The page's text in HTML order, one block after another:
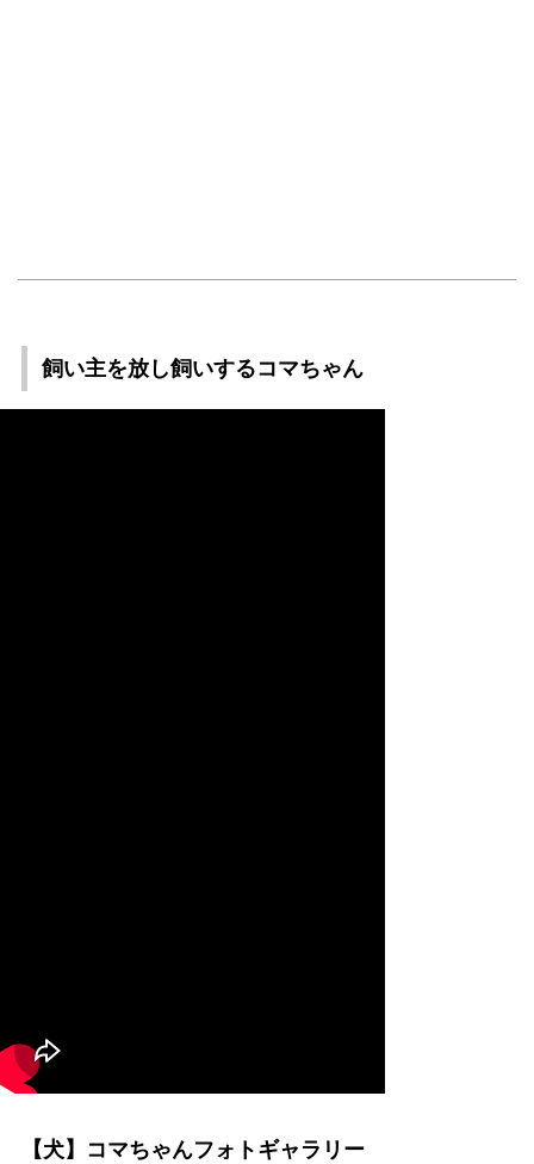
飼い主を放し飼いするコマちゃん
【犬】コマちゃんフォトギャラリー